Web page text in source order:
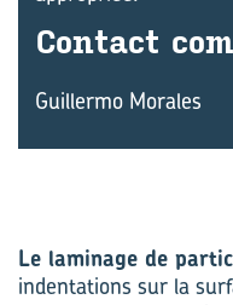
Contact
Guillermo Morales
Le laminage de
indentations sur la